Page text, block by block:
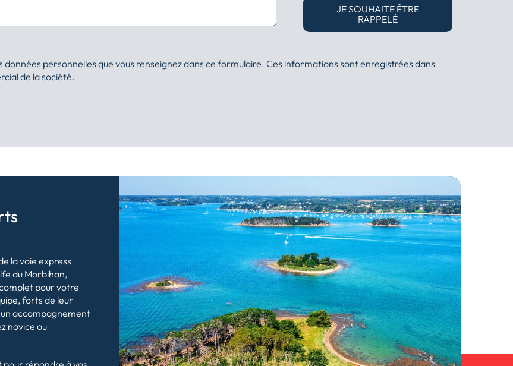
JE SOUHAITE ÊTRE
RAPPELÉ
données personnelles que vous renseignez dans ce formulaire. Ces informations sont enregistrées dans
de la société.
la voie express
du Morbihan,
pour votre
forts de leur
accompagnement
novice ou